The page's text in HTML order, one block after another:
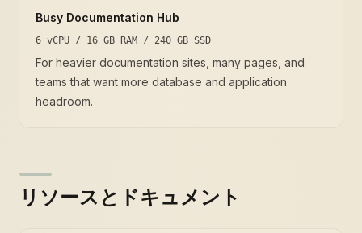
Busy Documentation Hub
6 vCPU / 16 GB RAM / 240 GB SSD
For heavier documentation sites, many pages, and
teams that want more database and application
headroom.
リソースとドキュメント